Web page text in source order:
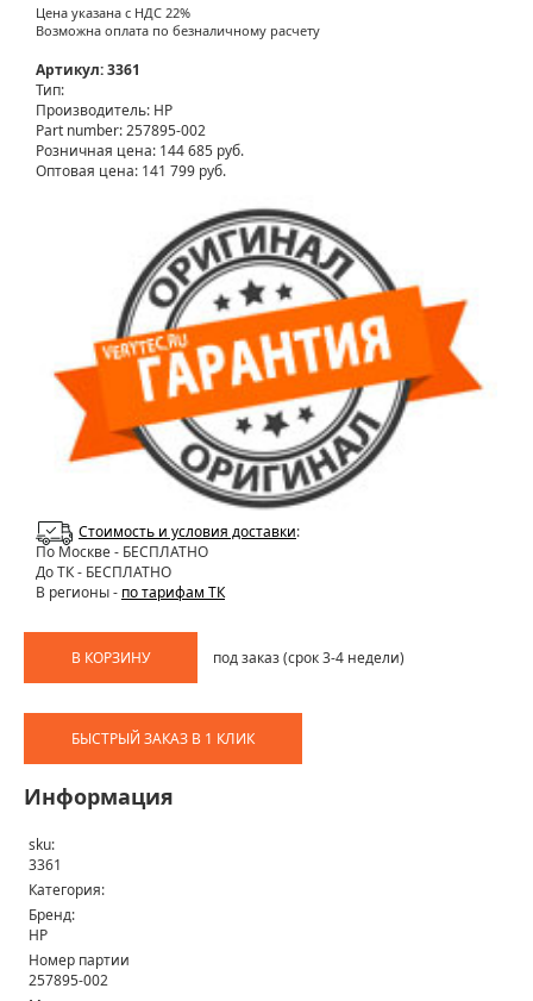
Цена указана с НДС 22%
Возможна оплата по безналичному расчету
Артикул: 3361
Тип:
Производитель: HP
Part number: 257895-002
Розничная цена: 144 685 руб.
Оптовая цена: 141 799 руб.
Стоимость и условия доставки:
По Москве- БЕСПЛАТНО
До ТК - БЕСПЛАТНО
В регионы - по тарифам ТК
В КОРЗИНУ под заказ (срок 3-4 недели)
БЫСТРЫЙ ЗАКАЗ В 1 КЛИК
Информация
sku:
3361
Категория:
Бренд:
HP
Номер партии
257895-002